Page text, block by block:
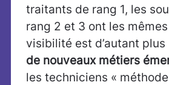
traitants de rang 1, les
rang 2 et 3 ont les
visibilité est d’autant
de nouveaux métiers
les techniciens « méthode